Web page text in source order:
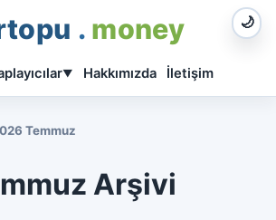
. money 🌙
▼ Hakkımızda İletişim
Temmuz
Arşivi